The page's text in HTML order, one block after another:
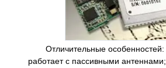
Отличительные особенностей:
работает с пассивными антеннами;